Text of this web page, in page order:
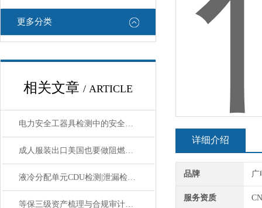
更多分类
相关文章 / ARTICLE
电力安全工器具检测中的安全防护措施有哪些？
成人服装出口美国也要做阻燃测试吗？
液冷分配单元CDU检测|泄漏检测灵敏度|报警准确性
等保三级资产梳理与合规审计｜贴合保护要求
详细介绍
品牌 广
服务资质